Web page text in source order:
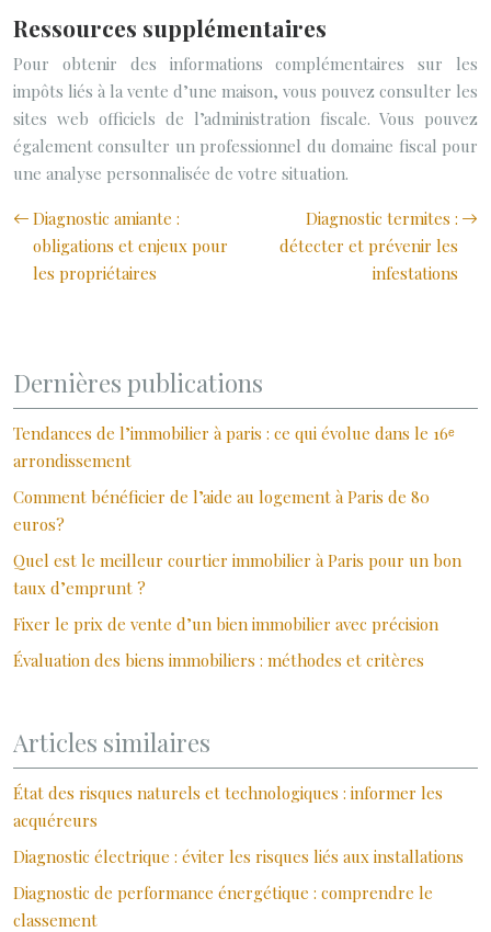
Ressources supplémentaires
Pour obtenir des informations complémentaires sur les
impôts liés à la vente d’une maison, vous pouvez consulter les
sites web officiels de l’administration fiscale. Vous pouvez
également consulter un professionnel du domaine fiscal pour
une analyse personnalisée de votre situation.
Diagnostic amiante :
obligations et enjeux pour
les propriétaires
Diagnostic termites :
détecter et prévenir les
infestations
Dernières publications
Tendances de l’immobilier à paris : ce qui évolue dans le 16ᵉ
arrondissement
Comment bénéficier de l’aide au logement à Paris de 80
euros?
Quel est le meilleur courtier immobilier à Paris pour un bon
taux d’emprunt ?
Fixer le prix de vente d’un bien immobilier avec précision
Évaluation des biens immobiliers : méthodes et critères
Articles similaires
État des risques naturels et technologiques : informer les
acquéreurs
Diagnostic électrique : éviter les risques liés aux installations
Diagnostic de performance énergétique : comprendre le
classement